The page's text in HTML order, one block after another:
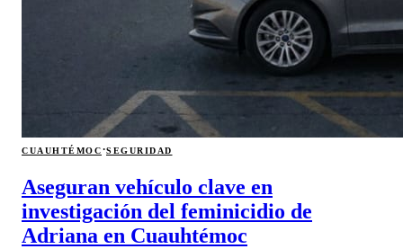
CUAUHTÉMOC·SEGURIDAD
Aseguran vehículo clave en
investigación del feminicidio de
Adriana en Cuauhtémoc